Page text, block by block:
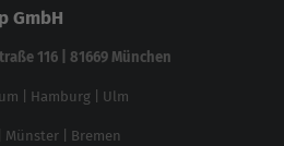
GmbH
116 | 81669 München
Hamburg Ulm
Münster Bremen